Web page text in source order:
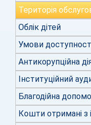
Територія
Облік дітей
Умови
Антикорупційна
Інституційний
Благодійна
Кошти отримані